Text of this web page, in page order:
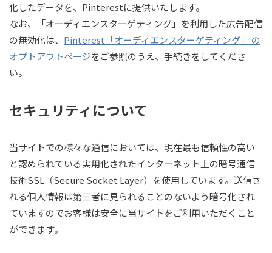
化したデータを、Pinterestに提供いたします。
なお、「オーディエンスターゲティング」を利用した広告配信
の無効化は、 Pinterest「オーディエンスターゲティング」 の
オプトアウトページをご参照のうえ、手続きをしてくださ
い。
セキュリティについて
当サイトでの様々な通信においては、現在最も信頼性の高い
と認められている実用化されたインターネット上の暗号通信
技術SSL（Secure Socket Layer）を使用しています。送信さ
れる個人情報は第三者に見られることのないよう暗号化され
ていますのでお客様は安全に当サイトをご利用いただくこと
ができます。